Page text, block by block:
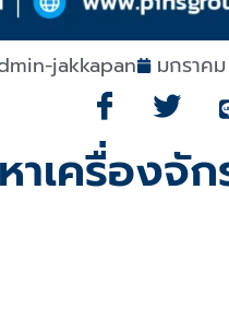
jakkapan มกราค
าเครื่องจั